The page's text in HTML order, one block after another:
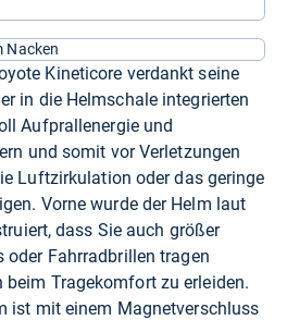
Nacken
Kineticore verdankt seine
in die Helmschale integrierten
Aufprallenergie und
und somit vor Verletzungen
Luftzirkulation oder das geringe
Vorne wurde der Helm laut
dass Sie auch größer
oder Fahrradbrillen tragen
beim Tragekomfort zu erleiden.
ist mit einem Magnetverschluss